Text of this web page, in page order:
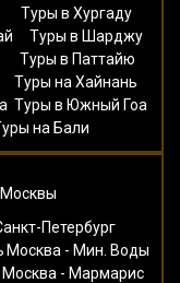
Туры в Хургаду
Туры в Шарджу
Туры в Паттайю
Туры на Хайнань
Туры в Южный Гоа
на Бали
Петербург
Москва - Мин. Воды
Москва - Мармарис